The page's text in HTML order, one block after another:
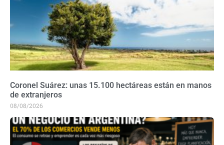
Coronel Suárez: unas 15.100 hectáreas están en manos
de extranjeros
08/08/2026